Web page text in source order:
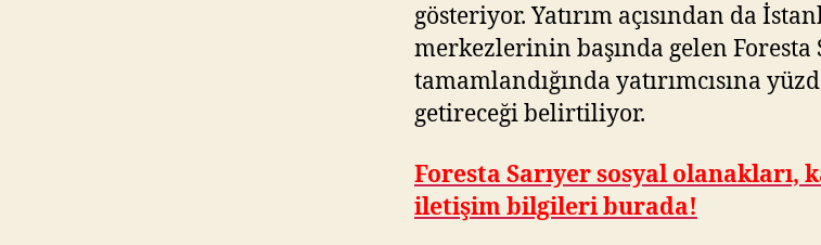
gösteriyor. Yatırım açısından da
merkezlerinin başında gelen Foresta
tamamlandığında yatırımcısına
getireceği belirtiliyor.
Foresta Sarıyer sosyal olanakları,
iletişim bilgileri burada!